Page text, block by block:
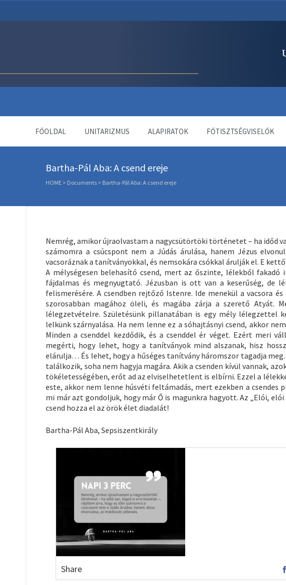
FŐOLDAL UNITARIZMUS ALAPIRATOK FŐTISZTSÉGVISELŐK
Bartha-Pál Aba: A csend ereje
HOME > Documents > Bartha-Pál Aba: A csend ereje
Nemrég, amikor újraolvastam a nagycsütörtöki történetet – ha időd
számomra a csúcspont nem a Júdás árulása, hanem Jézus
vacsoráznak a tanítványokkal, és nemsokára csókkal árulják el. E
A mélységesen belehasító csend, mert az őszinte, lélekből
fájdalmas és megnyugtató. Jézusban is ott van a keserűség, de
felismerésére. A csendben rejtőző Istenre. Ide menekül a vacsora
szorosabban magához öleli, és magába zárja a szerető Atyát.
lélegzetvételre. Születésünk pillanatában is egy mély
lelkünk szárnyalása. Ha nem lenne ez a sóhajtásnyi csend, akkor
Minden a csenddel kezdődik, és a csenddel ér véget. Ezért meri
megérti, hogy lehet, hogy a tanítványok mind alszanak, hisz
elárulja… És lehet, hogy a hűséges tanítvány háromszor tagadja
találkozik, soha nem hagyja magára. Akik a csenden kívül vannak,
tökéletességében, erőt ad az elviselhetetlent is elbírni. Ezzel a
este, akkor nem lenne húsvéti feltámadás, mert ezekben a
mi már azt gondoljuk, hogy már Ő is magunkra hagyott. Az „Elói,
csend hozza el az örök élet diadalát!
Bartha-Pál Aba, Sepsiszentkirály
Share